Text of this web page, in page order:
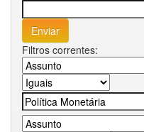
Filtros correntes: